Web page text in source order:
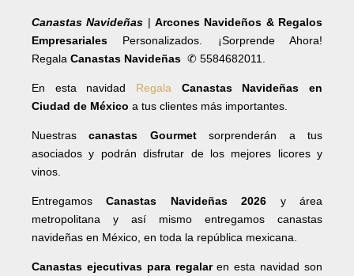
Canastas Navideñas |Arcones Navideños & Regalos
Empresariales Personalizados. ¡Sorprende Ahora!
Regala Canastas Navideñas ✆ 5584682011.
En esta navidad Regala Canastas Navideñas en
Ciudad de México a tus clientes más importantes.
Nuestrascanastas Gourmetsorprenderán a tus
asociados y podrán disfrutar de los mejores licores y
vinos.
EntregamosCanastas Navideñas 2026 y área
metropolitana y así mismo entregamos canastas
navideñas en México, en toda la república mexicana.
Canastas ejecutivas para regalaren esta navidad son